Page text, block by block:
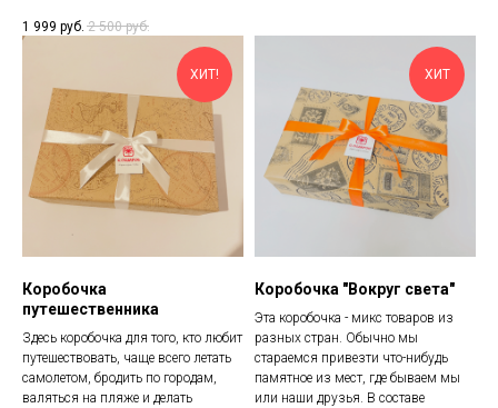
1 999 руб. 2 500 руб.
ХИТ!
Коробочка
путешественника
Здесь коробочка для того, кто любит
путешествовать, чаще всего летать
самолетом, бродить по городам,
валяться на пляже и делать
ХИТ
Коробочка "Вокруг света"
Эта коробочка - микс товаров из
разных стран. Обычно мы
стараемся привезти что-нибудь
памятное из мест, где бываем мы
или наши друзья. В составе